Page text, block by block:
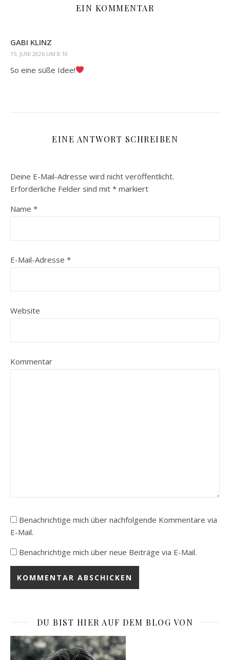
EIN KOMMENTAR
GABI KLINZ
15. JUNI 2026 UM 8:10
So eine süße Idee!
EINE ANTWORT SCHREIBEN
Deine E-Mail-Adresse wird nicht veröffentlicht.
Erforderliche Felder sind mit * markiert
Name *
E-Mail-Adresse *
Website
Kommentar
Benachrichtige mich über nachfolgende Kommentare via
E-Mail.
Benachrichtige mich über neue Beiträge via E-Mail.
DU BIST HIER AUF DEM BLOG VON